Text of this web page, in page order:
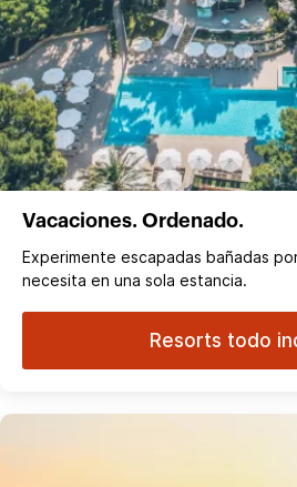
Vacaciones. Ordenado.
Experimente escapadas bañadas
necesita en una sola estancia.
Resorts todo